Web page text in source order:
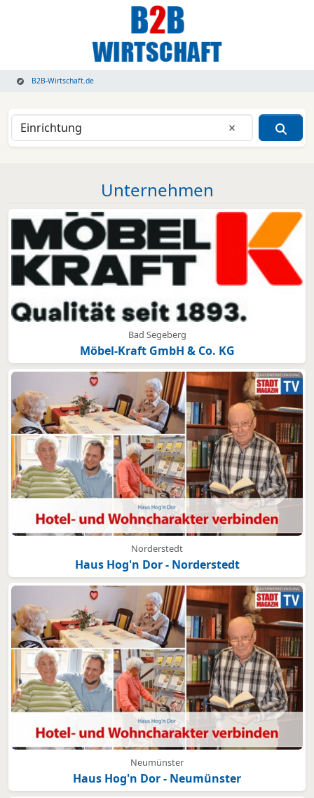
B2B-Wirtschaft.de
Eingabe
Unternehmen
Bad Segeberg
Möbel-Kraft GmbH & Co. KG
Norderstedt
Haus Hog'n Dor - Norderstedt
Neumünster
Haus Hog'n Dor - Neumünster